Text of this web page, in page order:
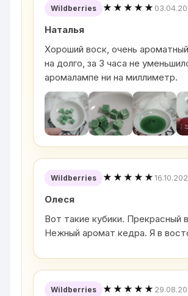
Wildberries ★★★★★
Наталья
Хороший воск, очень
на долго, за 3 часа не
аромалампе ни на миллиметр.
Wildberries ★★★★★
Олеся
Вот такие кубики. Прекрасный
Нежный аромат кедра. Я в
Wildberries ★★★★★